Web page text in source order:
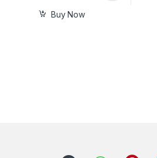
Buy Now